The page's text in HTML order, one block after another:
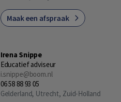
Maak een afspraak
Irena Snippe
Educatief adviseur
i.snippe@boom.nl
06 58 88 93 05
Gelderland, Utrecht, Zuid-Holland